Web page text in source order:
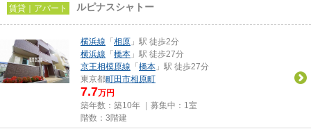
賃貸｜アパート ルピナスシャトー
横浜線 「 相原 」駅 徒歩2分
横浜線 「 橋本 」駅 徒歩27分
京王相模原線 「 橋本 」駅 徒歩27分
東京都町田市相原町
7.7万円
築年数：築10年 ｜募集中： 1室
階数：3階建